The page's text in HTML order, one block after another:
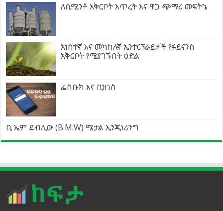
ለሲሚንቶ አቅርቦት እጥረት እና ዋጋ ጭማሪ መፍትኄ
አነስተኛ እና መካከለኛ ኢንተርፕራይዞች የፋይናንስ
አቅርቦት የሚያገኙበት ዕድል
ፌስቡክ እና ቢዝነስ
ቢ ኤም ደብሊው (B.M.W) ሜታል ኢንጂነሪንግ